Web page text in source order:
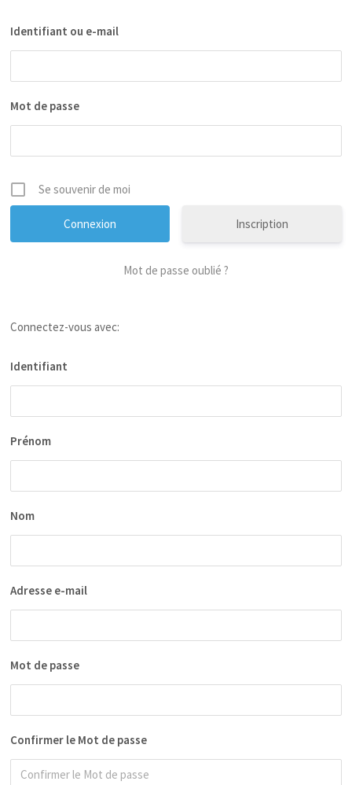
Identifiant ou e-mail
Mot de passe
Se souvenir de moi
Inscription
Mot de passe oublié ?
Connectez-vous avec:
Identifiant
Prénom
Nom
Adresse e-mail
Mot de passe
Confirmer le Mot de passe